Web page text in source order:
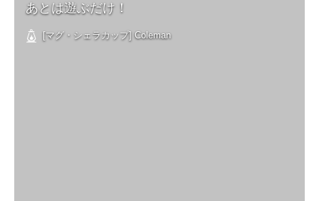
あとは遊ぶだけ！
[マグ・シェラカップ] Coleman